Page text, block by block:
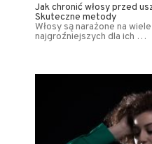
Jak chronić włosy przed
Skuteczne metody
Włosy są narażone na
najgroźniejszych dla ich …